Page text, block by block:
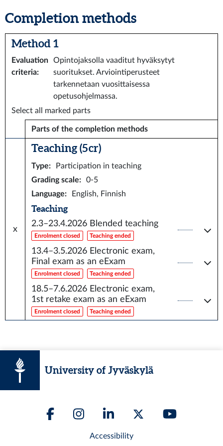
Completion methods
Method 1
Evaluation
criteria:
Opintojaksolla vaaditut hyväksytyt
suoritukset. Arviointiperusteet
tarkennetaan vuosittaisessa
opetusohjelmassa.
Select all marked parts
Parts of the completion methods
x
Teaching (5 cr)
Type:
Participation in teaching
Grading scale:
0-5
Language: English, Finnish
Teaching
2.3–23.4.2026 Blended teaching
Enrolment closed Teaching ended
13.4–3.5.2026 Electronic exam,
Final exam as an eExam
Enrolment closed Teaching ended
18.5–7.6.2026 Electronic exam,
1st retake exam as an eExam
Enrolment closed Teaching ended
University of Jyväskylä
Accessibility